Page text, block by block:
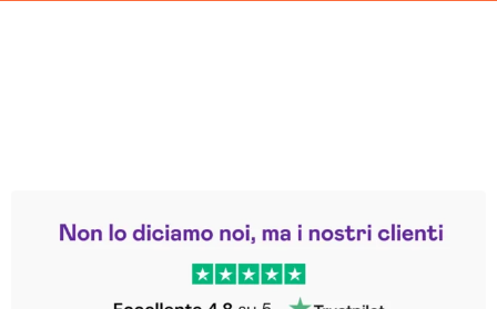
Trustpilot